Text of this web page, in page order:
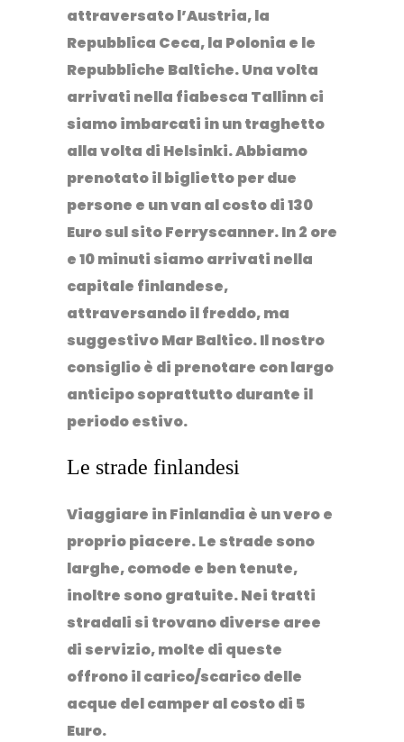
attraversato l’Austria, la
Repubblica Ceca, la Polonia e le
Repubbliche Baltiche. Una volta
arrivati nella fiabesca Tallinn ci
siamo imbarcati in un traghetto
alla volta di Helsinki. Abbiamo
prenotato il biglietto per due
persone e un van al costo di 130
Euro sul sito Ferryscanner. In 2 ore
e 10 minuti siamo arrivati nella
capitale finlandese,
attraversando il freddo, ma
suggestivo Mar Baltico. Il nostro
consiglio è di prenotare con largo
anticipo soprattutto durante il
periodo estivo.
Le strade finlandesi
Viaggiare in Finlandia è un vero e
proprio piacere. Le strade sono
larghe, comode e ben tenute,
inoltre sono gratuite. Nei tratti
stradali si trovano diverse aree
di servizio, molte di queste
offrono il carico/scarico delle
acque del camper al costo di 5
Euro.